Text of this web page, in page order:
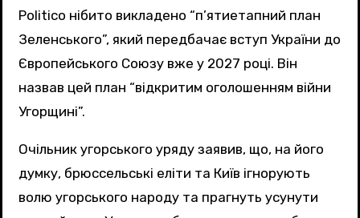
Politico нібито викладено “п’ятиетапний план
Зеленського”, який передбачає вступ України до
Європейського Союзу вже у 2027 році. Він
назвав цей план “відкритим оголошенням війни
Угорщині”.
Очільник угорського уряду заявив, що, на його
думку, брюссельські еліти та Київ ігнорують
волю угорського народу та прагнуть усунути